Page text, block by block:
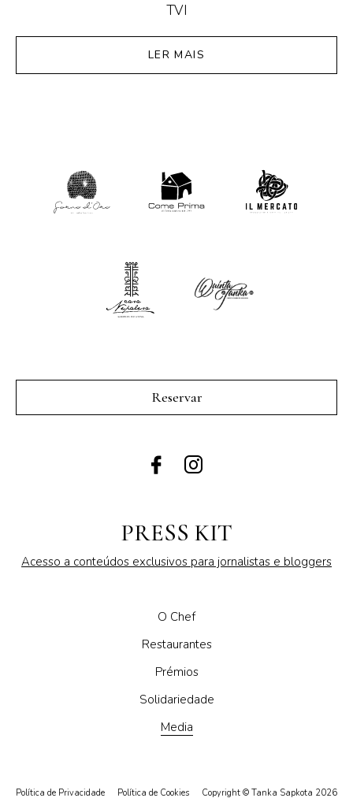
TVI
LER MAIS
Reservar
PRESS KIT
Acesso a conteúdos exclusivos para jornalistas e bloggers
O Chef
Restaurantes
Prémios
Solidariedade
Media
Política de Privacidade Política de Cookies Copyright © Tanka Sapkota 2026